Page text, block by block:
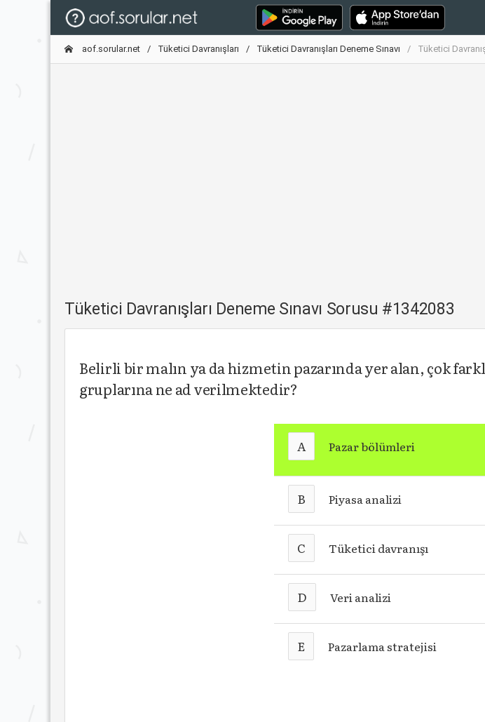
aof.sorular.net Tüketici Davranışları Tüketici Davranışları Deneme Sınavı Tüketici
Tüketici Davranışları Deneme Sınavı Sorusu #1342083
Belirli bir malın ya da hizmetin pazarında yer alan, çok
gruplarına ne ad verilmektedir?
A Pazar bölümleri
B Piyasa analizi
C Tüketici davranışı
D Veri analizi
E Pazarlama stratejisi